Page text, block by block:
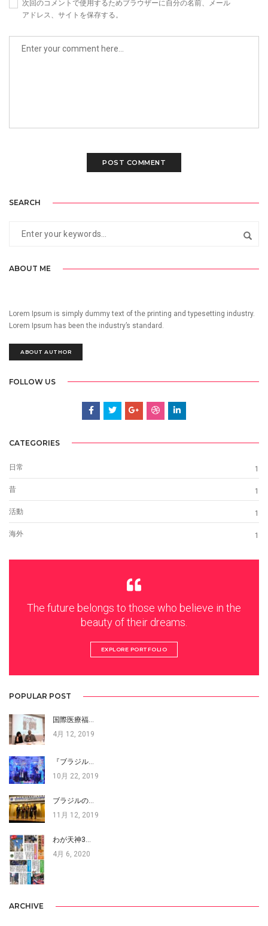
次回のコメントで使用するためブラウザーに自分の名前、メール
アドレス、サイトを保存する。
SEARCH
ABOUT ME
Lorem Ipsum is simply dummy text of the printing and typesetting industry.
Lorem Ipsum has been the industry’s standard.
ABOUT AUTHOR
FOLLOW US
CATEGORIES
日常 1
昔 1
活動 1
海外 1
The future belongs to those who believe in the
beauty of their dreams.
EXPLORE PORTFOLIO
POPULAR POST
国際医療福…
4月 12, 2019
『ブラジル…
10月 22, 2019
ブラジルの…
11月 12, 2019
わが天神3…
4月 6, 2020
ARCHIVE